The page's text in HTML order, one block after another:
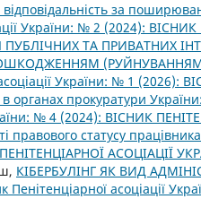
відповідальність за
України: № 2 (2024):
ПУБЛІЧНИХ ТА ПРИВАТНИХ
України: № 1
органах прокуратури
№ 4 (2024): ВІСНИК
правового статусу
АСОЦІАЦІЇ
КІБЕРБУЛІНГ ЯК ВИД
Пенітенціарної асоціації